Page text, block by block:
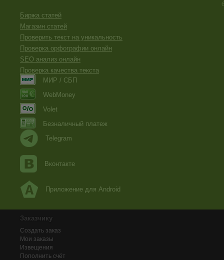
Биржа статей
Магазин статей
Проверить текст на уникальность
Проверка орфографии онлайн
SEO анализ онлайн
Проверка качества текста
МИР / СБП
WebMoney
Volet
Безналичный платеж
Telegram
Вконтакте
Приложение для Android
Заказчику
Создать заказ
Мои заказы
Извещения
Пополнить счёт